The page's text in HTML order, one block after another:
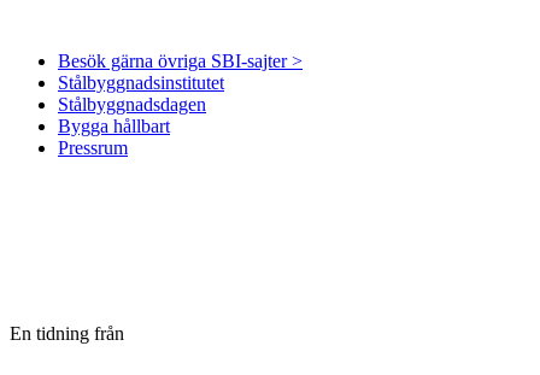
Besök gärna övriga SBI-sajter >
Stålbyggnadsinstitutet
Stålbyggnadsdagen
Bygga hållbart
Pressrum
En tidning från